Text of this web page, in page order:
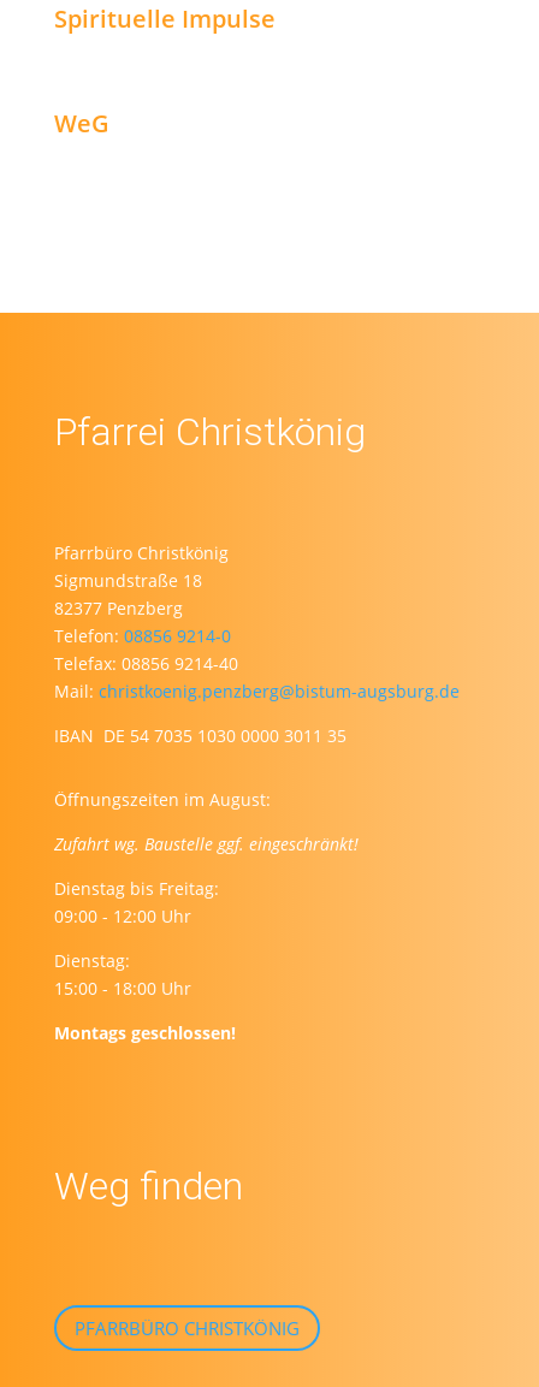
Spirituelle Impulse
WeG
Pfarrei Christkönig
Pfarrbüro Christkönig
Sigmundstraße 18
82377 Penzberg
Telefon: 08856 9214-0
Telefax: 08856 9214-40
Mail: christkoenig.penzberg@bistum-augsburg.de
IBAN DE 54 7035 1030 0000 3011 35
Öffnungszeiten im August:
Zufahrt wg. Baustelle ggf. eingeschränkt!
Dienstag bis Freitag:
09:00 - 12:00 Uhr
Dienstag:
15:00 - 18:00 Uhr
Montags geschlossen!
Weg finden
PFARRBÜRO CHRISTKÖNIG